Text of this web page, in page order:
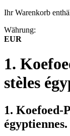
Ihr Warenkorb
Währung:
EUR
1.
stèles
1. Koefoed-
égyptiennes.